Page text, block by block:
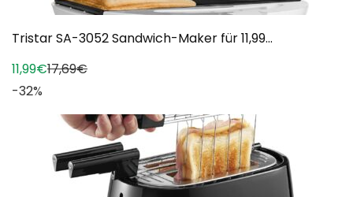
Tristar SA-3052 Sandwich-Maker für 11,99...
11,99€17,69€
-32%